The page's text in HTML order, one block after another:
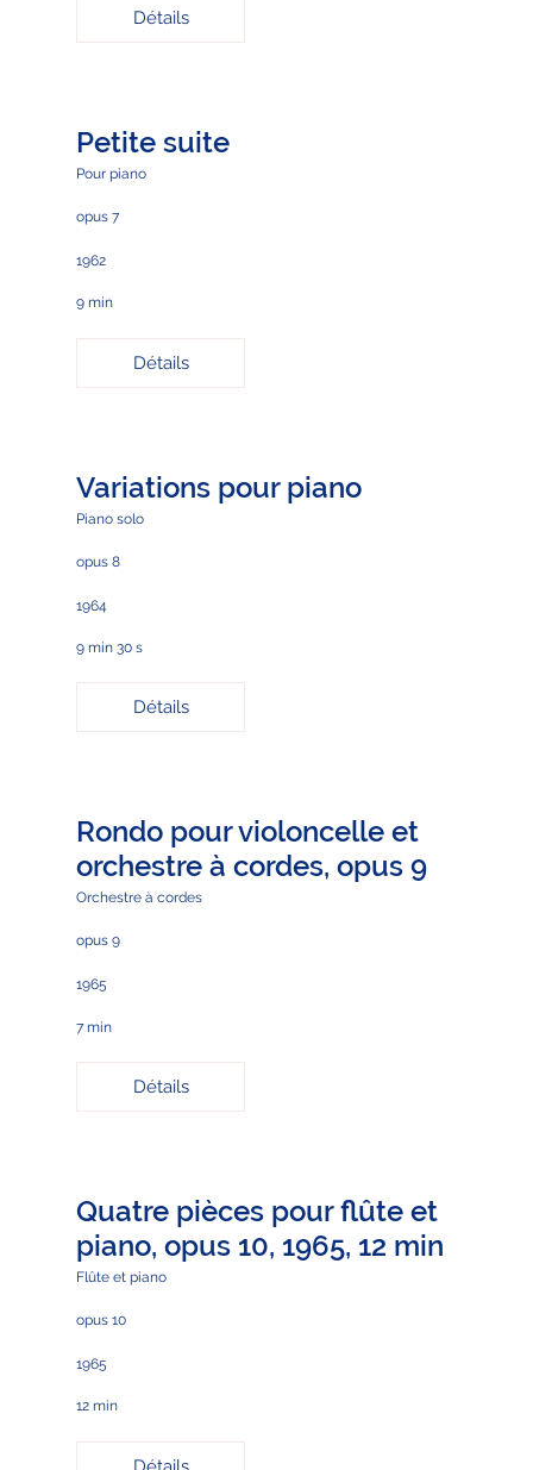
Détails
Petite suite
Pour piano
opus 7
1962
9 min
Détails
Variations pour piano
Piano solo
opus 8
1964
9 min 30 s
Détails
Rondo pour violoncelle et
orchestre à cordes, opus 9
Orchestre à cordes
opus 9
1965
7 min
Détails
Quatre pièces pour flûte et
piano, opus 10, 1965, 12 min
Flûte et piano
opus 10
1965
12 min